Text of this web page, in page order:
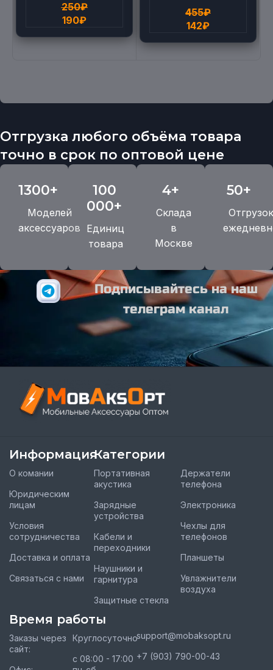
250₽
190₽
455₽
142₽
Отгрузка любого объёма товара
точно в срок по оптовой цене
1300+
Моделей
аксессуаров
100
000+
Единиц
товара
4+
Склада
в
Москве
50+
Отгрузок
Подписывайтесь на наш
телеграм канал
Информация
О комании
Юридическим
лицам
Условия
сотрудничества
Доставка и оплата
Связаться с нами
Категории
Портативная
акустика
Зарядные
устройства
Кабели и
переходники
Наушники и
гарнитура
Защитные стекла
Держатели
телефона
Электроника
Чехлы для
телефонов
Планшеты
Увлажнители
воздуха
Время работы
Заказы через
сайт:
Круглосуточно
с 08:00 - 17:00
support@mobaksopt.ru
+7 (903) 790-00-43